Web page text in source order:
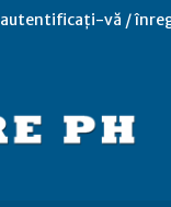
autentificați-vă /